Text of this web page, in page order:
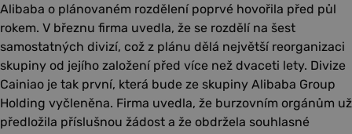
Alibaba o plánovaném rozdělení poprvé hovořila před půl
rokem. V březnu firma uvedla, že se rozdělí na šest
samostatných divizí, což z plánu dělá největší reorganizaci
skupiny od jejího založení před více než dvaceti lety. Divize
Cainiao je tak první, která bude ze skupiny Alibaba Group
Holding vyčleněna. Firma uvedla, že burzovním orgánům už
předložila příslušnou žádost a že obdržela souhlasné